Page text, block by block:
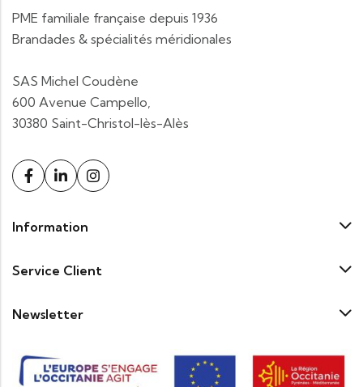
PME familiale française depuis 1936
Brandades & spécialités méridionales
SAS Michel Coudène
600 Avenue Campello,
30380 Saint-Christol-lès-Alès
Information
Service Client
Newsletter